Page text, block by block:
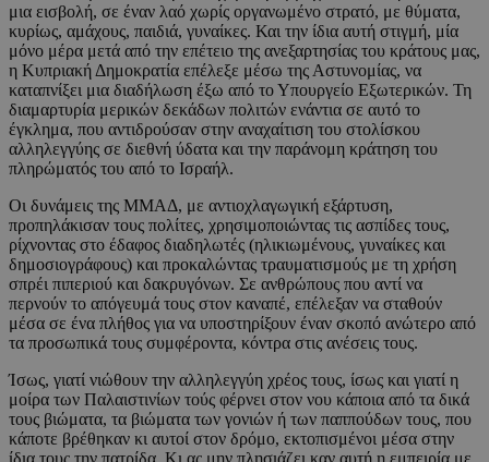
μια εισβολή, σε έναν λαό χωρίς οργανωμένο στρατό, με θύματα,
κυρίως, αμάχους, παιδιά, γυναίκες. Και την ίδια αυτή στιγμή, μία
μόνο μέρα μετά από την επέτειο της ανεξαρτησίας του κράτους μας,
η Κυπριακή Δημοκρατία επέλεξε μέσω της Αστυνομίας, να
καταπνίξει μια διαδήλωση έξω από το Υπουργείο Εξωτερικών. Τη
διαμαρτυρία μερικών δεκάδων πολιτών ενάντια σε αυτό το
έγκλημα, που αντιδρούσαν στην αναχαίτιση του στολίσκου
αλληλεγγύης σε διεθνή ύδατα και την παράνομη κράτηση του
πληρώματός του από το Ισραήλ.
Οι δυνάμεις της ΜΜΑΔ, με αντιοχλαγωγική εξάρτυση,
προπηλάκισαν τους πολίτες, χρησιμοποιώντας τις ασπίδες τους,
ρίχνοντας στο έδαφος διαδηλωτές (ηλικιωμένους, γυναίκες και
δημοσιογράφους) και προκαλώντας τραυματισμούς με τη χρήση
σπρέι πιπεριού και δακρυγόνων. Σε ανθρώπους που αντί να
περνούν το απόγευμά τους στον καναπέ, επέλεξαν να σταθούν
μέσα σε ένα πλήθος για να υποστηρίξουν έναν σκοπό ανώτερο από
τα προσωπικά τους συμφέροντα, κόντρα στις ανέσεις τους.
Ίσως, γιατί νιώθουν την αλληλεγγύη χρέος τους, ίσως και γιατί η
μοίρα των Παλαιστινίων τούς φέρνει στον νου κάποια από τα δικά
τους βιώματα, τα βιώματα των γονιών ή των παππούδων τους, που
κάποτε βρέθηκαν κι αυτοί στον δρόμο, εκτοπισμένοι μέσα στην
ίδια τους την πατρίδα. Κι ας μην πλησιάζει καν αυτή η εμπειρία με